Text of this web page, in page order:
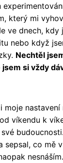
který mi
ve dnech, kdy
nebo když
Nechtěl
si vždy
moje nastavení
víkendu k
sepsal, co mě